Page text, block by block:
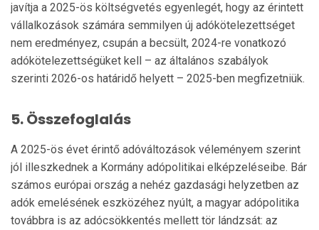
javítja a 2025-ös költségvetés egyenlegét, hogy az érintett
vállalkozások számára semmilyen új adókötelezettséget
nem eredményez, csupán a becsült, 2024-re vonatkozó
adókötelezettségüket kell – az általános szabályok
szerinti 2026-os határidő helyett – 2025-ben megfizetniük.
5. Összefoglalás
A 2025-ös évet érintő adóváltozások véleményem szerint
jól illeszkednek a Kormány adópolitikai elképzeléseibe. Bár
számos európai ország a nehéz gazdasági helyzetben az
adók emelésének eszközéhez nyúlt, a magyar adópolitika
továbbra is az adócsökkentés mellett tör lándzsát: az